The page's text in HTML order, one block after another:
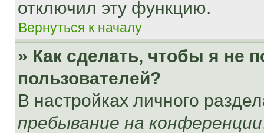
отключил эту функцию.
Вернуться к началу
» Как сделать, чтобы я не
пользователей?
В настройках личного
пребывание на конференции